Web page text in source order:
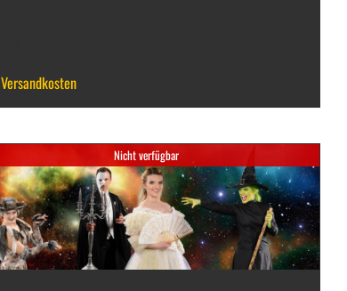
Versandkosten
Nicht verfügbar
IN DEN WARENKORB / DETAILS